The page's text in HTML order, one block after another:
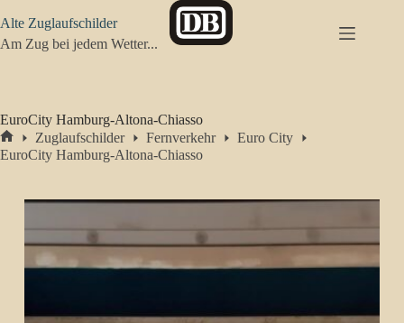
Inhalt
springen
Alte Zuglaufschilder
Am Zug bei jedem Wetter...
EuroCity Hamburg-Altona-Chiasso
Start
Zuglaufschilder Fernverkehr
Euro City
EuroCity Hamburg-Altona-Chiasso